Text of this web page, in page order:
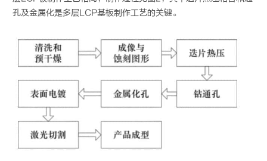
孔及金属化是多层LCP基板制作工艺的关键。